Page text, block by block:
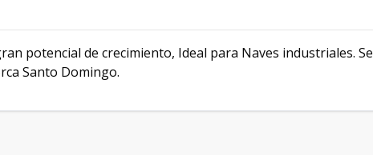
potencial de crecimiento, Ideal para Naves industriales. Se
Santo Domingo.